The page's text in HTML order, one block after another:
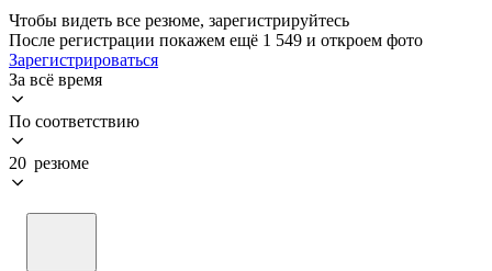
Чтобы видеть все резюме, зарегистрируйтесь
После регистрации покажем ещё 1 549 и откроем фото
Зарегистрироваться
За всё время
По соответствию
20 резюме